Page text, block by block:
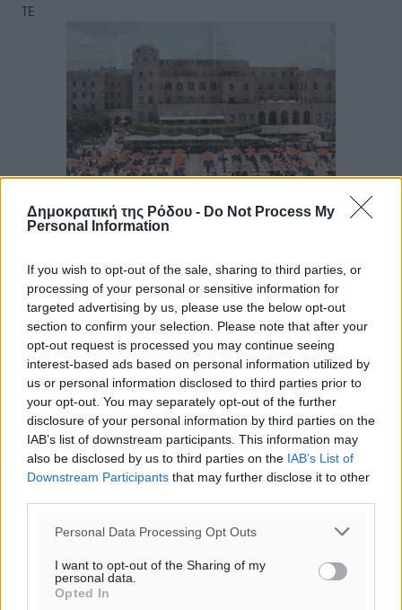
Δημοκρατική της Ρόδου - Do Not Process My
Personal Information
If you wish to opt-out of the sale, sharing to third parties, or
processing of your personal or sensitive information for
targeted advertising by us, please use the below opt-out
section to confirm your selection. Please note that after your
opt-out request is processed you may continue seeing
interest-based ads based on personal information utilized by
us or personal information disclosed to third parties prior to
your opt-out. You may separately opt-out of the further
disclosure of your personal information by third parties on the
IAB’s list of downstream participants. This information may
also be disclosed by us to third parties on the IAB’s List of
Downstream Participants that may further disclose it to other
Personal Data Processing Opt Outs
I want to opt-out of the Sharing of my
personal data.
Opted In
ΤΕ